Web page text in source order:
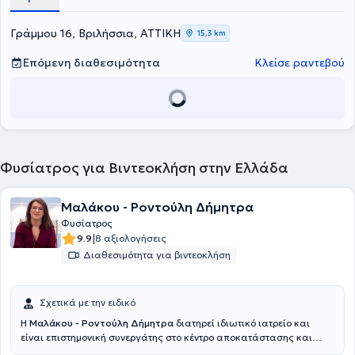
τεχνικές για την διαχείριση του πόνου όπως εγχύσεις
μυοσκελετικού και νευροπαθητικού πόνου, υπηρεσίες ιατρικού
βελονισμού. Έχει ιδιαίτερη εμπειρία στην αποκατάσταση
ορθοπαιδικών, ρευματολογικών και νευρολογικών παθήσεων, ενώ
Φυσικής Ιατρικής και Αποκατάστασης (FEBPRM). Τέλος, η γιατρός
είναι μέλος του Ιατρικού Συλλόγου Αθηνών, της Ελληνικής
Γράμμου 16, Βριλήσσια, ΑΤΤΙΚΗ 15,3 km
Επόμενη διαθεσιμότητα Κλείσε ραντεβού
Φυσίατρος για Βιντεοκλήση στην Ελλάδα
Μαλάκου - Ροντούλη Δήμητρα
Φυσίατρος
9.9|8 αξιολογήσεις
Διαθεσιμότητα για βιντεοκλήση
Σχετικά με την ειδικό
Η Μαλάκου - Ροντούλη Δήμητρα διατηρεί ιδιωτικό ιατρείο και
είναι επιστημονική συνεργάτης στο κέντρο αποκατάστασης και